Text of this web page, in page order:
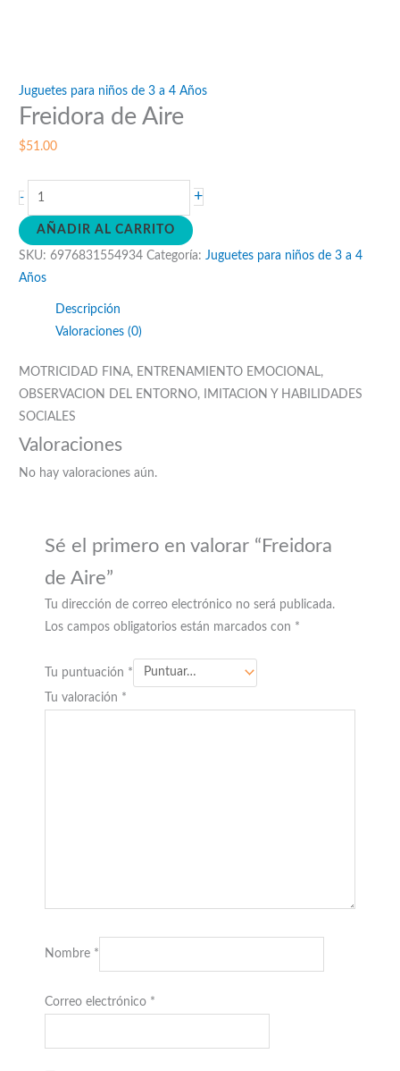
Juguetes para niños de 3 a 4 Años
Freidora de Aire
$51.00
-
Freidora
de
Aire
cantidad
+
AÑADIR AL CARRITO
SKU:6976831554934 Categoría:Juguetes para niños de 3 a 4
Años
Descripción
Valoraciones (0)
MOTRICIDAD FINA, ENTRENAMIENTO EMOCIONAL,
OBSERVACION DEL ENTORNO, IMITACION Y HABILIDADES
SOCIALES
Valoraciones
No hay valoraciones aún.
Sé el primero en valorar “Freidora
de Aire”
Tu dirección de correo electrónico no será publicada.
Los campos obligatorios están marcados con *
Tu puntuación *
Tu valoración *
Nombre *
Correo electrónico *